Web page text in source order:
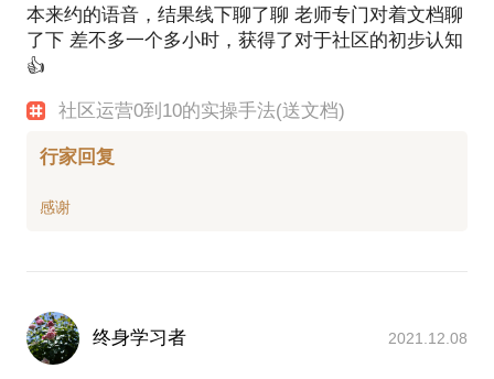
本来约的语音，结果线下聊了聊 老师专门对着文档聊
了下 差不多一个多小时，获得了对于社区的初步认知
👍
社区运营0到10的实操手法(送文档)
行家回复
终身学习者 2021.12.08